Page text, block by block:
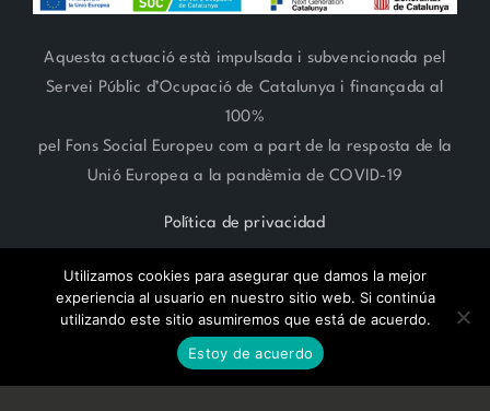
Aquesta actuació està impulsada i subvencionada pel
Servei Públic d’Ocupació de Catalunya i finançada al
100%
pel Fons Social Europeu com a part de la resposta de la
Unió Europea a la pandèmia de COVID-19
Política de privacidad
ARTE FLORAL 93 666 27 06 | ESTILISMO 93 685 62 38 | Paseo
Compte de Vilardaga 119,SANT FELIU DE LLOBREGAT -
RESERVA CITA ONLINE
Utilizamos cookies para asegurar que damos la mejor
experiencia al usuario en nuestro sitio web. Si continúa
utilizando este sitio asumiremos que está de acuerdo.
Estoy de acuerdo